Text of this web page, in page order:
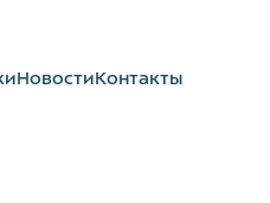
Новости Контакты